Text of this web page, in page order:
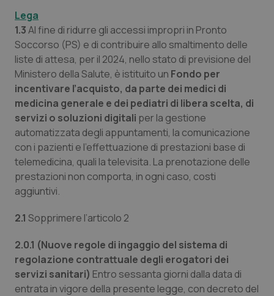
Quotidiano Chirurgia
Quotidiano Oncologia
Quotidiano Pediatria
Rene & patologie urogenitali
Salute orale & impianti
Sangue & coagulazione
Tiroide
Tumore al seno
Tumore ovarico
Lega
1.3Al fine di ridurre gli accessi impropri in Pronto
Soccorso (PS) e di contribuire allo smaltimento delle
liste di attesa, per il 2024, nello stato di previsione del
Ministero della Salute, è istituito un Fondo per
incentivare l’acquisto, da parte dei medici di
medicina generale e dei pediatri di libera scelta, di
servizi o soluzioni digitali per la gestione
automatizzata degli appuntamenti, la comunicazione
con i pazienti e l’effettuazione di prestazioni base di
telemedicina, quali la televisita. La prenotazione delle
prestazioni non comporta, in ogni caso, costi
aggiuntivi.
2.1 Sopprimere l’articolo 2
2.0.1 (Nuove regole di ingaggio del sistema di
regolazione contrattuale degli erogatori dei
servizi sanitari) Entro sessanta giorni dalla data di
entrata in vigore della presente legge, con decreto del